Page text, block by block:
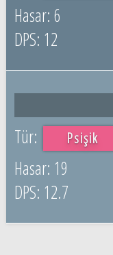
6
12
Psişik
19
12.7